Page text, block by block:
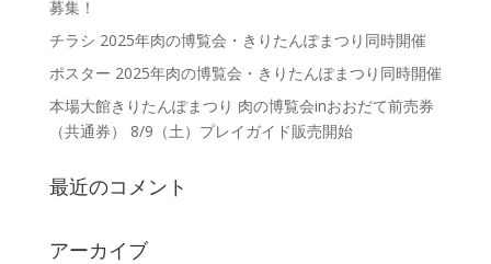
募集！
チラシ 2025年肉の博覧会・きりたんぽまつり同時開催
ポスター 2025年肉の博覧会・きりたんぽまつり同時開催
本場大館きりたんぽまつり 肉の博覧会inおおだて前売券
（共通券） 8/9（土）プレイガイド販売開始
最近のコメント
アーカイブ